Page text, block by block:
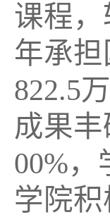
课程
年承
822.5
成果
00%，
学院